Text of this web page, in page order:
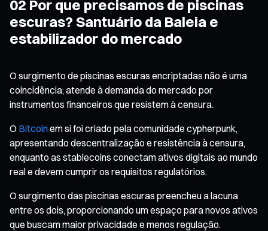
02 Por que precisamos de piscinas
escuras? Santuário da Baleia e
estabilizador do mercado
O surgimento de piscinas escuras encriptadas não é uma
coincidência; atende à demanda do mercado por
instrumentos financeiros que resistem à censura.
O Bitcoinem si foi criado pela comunidade cypherpunk,
apresentando descentralização e resistência à censura,
enquanto as stablecoins conectam ativos digitais ao mundo
real e devem cumprir os requisitos regulatórios.
O surgimento das piscinas escuras preencheu a lacuna
entre os dois, proporcionando um espaço para novos ativos
que buscam maior privacidade e menos regulação.